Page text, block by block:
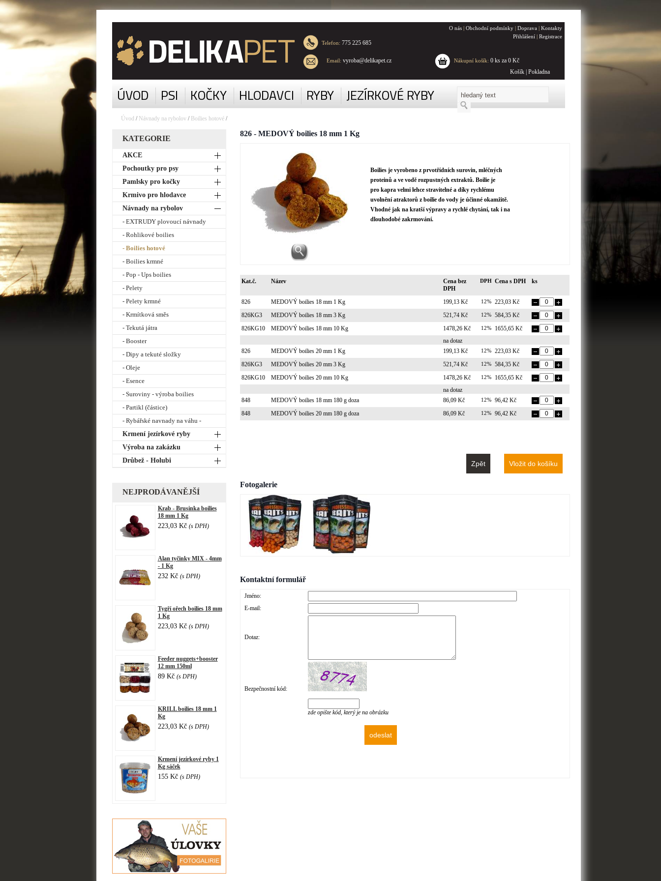
Telefon: 775 225 685
Email: vyroba@delikapet.cz
O nás | Obchodní podmínky | Doprava | Kontakty
Přihlášení | Registrace
Nákupní košík: 0 ks za 0 Kč
Košík
Pokladna
ÚVOD PSI KOČKY HLODAVCI RYBY JEZÍRKOVÉ RYBY
Úvod / Návnady na rybolov/ Boilies hotové/
KATEGORIE
AKCE
Pochoutky pro psy
Pamlsky pro kočky
Krmivo pro hlodavce
Návnady na rybolov
- EXTRUDY plovoucí návnady
- Rohlikové boilies
- Boilies hotové
- Boilies krmné
- Pop - Ups boilies
- Pelety
- Pelety krmné
- Krmítková směs
- Tekutá játra
- Booster
- Dipy a tekuté složky
- Oleje
- Esence
- Suroviny - výroba boilies
- Partikl (částice)
- Rybářské navnady na váhu -
Krmení jezírkové ryby
Výroba na zakázku
Drůbež - Holubi
NEJPRODÁVANĚJŠÍ
Krab - Brusinka boilies
18 mm 1 Kg
223,03 Kč (s DPH)
Alan tyčinky MIX - 4mm
- 1 Kg
232 Kč (s DPH)
Tygří ořech boilies 18 mm
1 Kg
223,03 Kč (s DPH)
Feeder nuggets+booster
12 mm 150ml
89 Kč (s DPH)
KRILL boilies 18 mm 1
Kg
223,03 Kč (s DPH)
Krmení jezírkové ryby 1
Kg sáček
155 Kč (s DPH)
826 - MEDOVÝ boilies 18 mm 1 Kg
Boilies je vyrobeno z prvotřídních surovin, mléčných
proteinů a ve vodě rozpustných extraktů. Boilie je
pro kapra velmi lehce stravitelné a díky rychlému
uvolnění atraktorů z boilie do vody je účinné okamžitě.
Vhodné jak na kratší výpravy a rychlé chytání, tak i na
dlouhodobé zakrmování.
Kat.č. Název
Cena bez
DPH
DPH Cena s DPH ks
826 MEDOVÝ boilies 18 mm 1 Kg 199,13 Kč 12%
223,03 Kč
826KG3
MEDOVÝ boilies 18 mm 3 Kg 521,74 Kč 12%
584,35 Kč
826KG10
MEDOVÝ boilies 18 mm 10 Kg 1478,26 Kč 12%
1655,65 Kč
na dotaz
826
MEDOVÝ boilies 20 mm 1 Kg 199,13 Kč 12%
223,03 Kč
826KG3
MEDOVÝ boilies 20 mm 3 Kg 521,74 Kč 12%
584,35 Kč
826KG10
MEDOVÝ boilies 20 mm 10 Kg 1478,26 Kč 12%
1655,65 Kč
na dotaz
848
MEDOVÝ boilies 18 mm 180 g doza 86,09 Kč 12%
96,42 Kč
848
MEDOVÝ boilies 20 mm 180 g doza 86,09 Kč 12% 96,42 Kč
Fotogalerie
Kontaktní formulář
Jméno:
E-mail:
Dotaz:
Bezpečnostní kód:
zde opište kód, který je na obrázku